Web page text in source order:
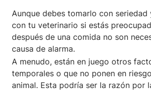
Aunque debes tomarlo con
con tu veterinario si estás
después de una comida no son
causa de alarma.
A menudo, están en juego otros
temporales o que no ponen en
animal. Esta podría ser la razón por